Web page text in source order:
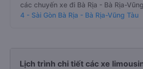
các chuyến xe đi Bà Rịa - Bà Rịa-
4 - Sài Gòn Bà Rịa - Bà Rịa-Vũng Tàu
Lịch trình chi tiết các xe